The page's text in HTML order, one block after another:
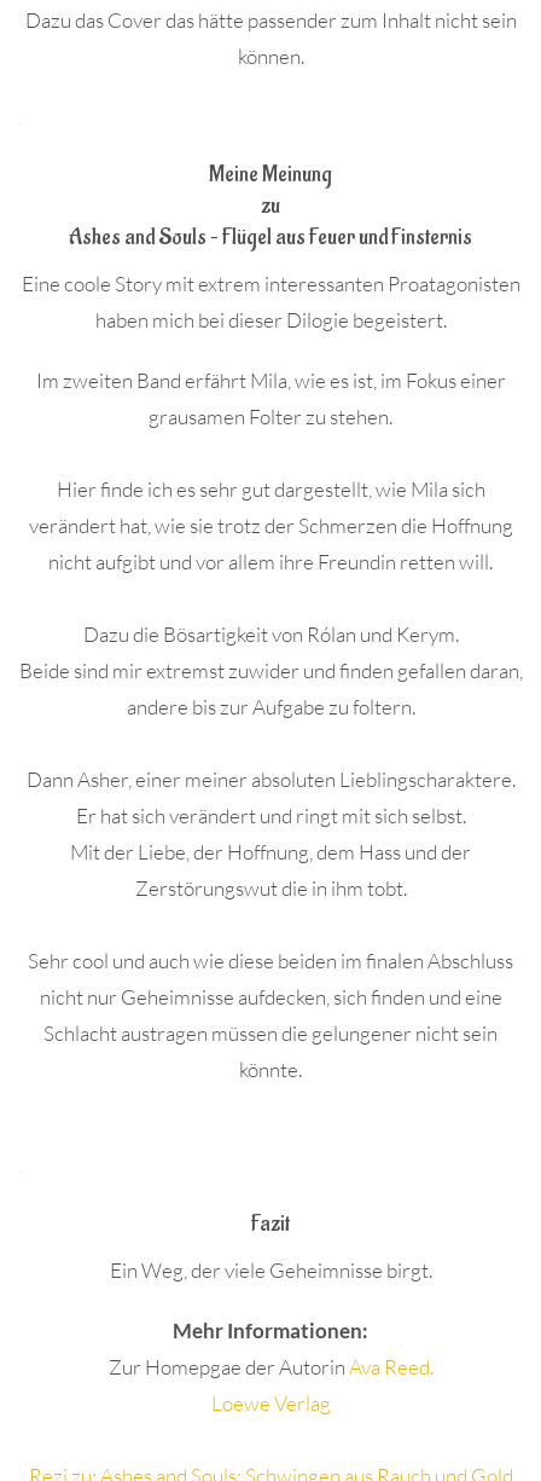
Dazu das Cover das hätte passender zum Inhalt nicht sein
können.
Meine Meinung
zu
Ashes and Souls – Flügel aus Feuer und Finsternis
Eine coole Story mit extrem interessanten Proatagonisten
haben mich bei dieser Dilogie begeistert.
Im zweiten Band erfährt Mila, wie es ist, im Fokus einer
grausamen Folter zu stehen.
Hier finde ich es sehr gut dargestellt, wie Mila sich
verändert hat, wie sie trotz der Schmerzen die Hoffnung
nicht aufgibt und vor allem ihre Freundin retten will.
Dazu die Bösartigkeit von Rólan und Kerym.
Beide sind mir extremst zuwider und finden gefallen daran,
andere bis zur Aufgabe zu foltern.
Dann Asher, einer meiner absoluten Lieblingscharaktere.
Er hat sich verändert und ringt mit sich selbst.
Mit der Liebe, der Hoffnung, dem Hass und der
Zerstörungswut die in ihm tobt.
Sehr cool und auch wie diese beiden im finalen Abschluss
nicht nur Geheimnisse aufdecken, sich finden und eine
Schlacht austragen müssen die gelungener nicht sein
könnte.
Fazit
Ein Weg, der viele Geheimnisse birgt.
Mehr Informationen:
Zur Homepgae der AutorinAva Reed.
Loewe Verlag
Rezi zu: Ashes and Souls: Schwingen aus Rauch und Gold